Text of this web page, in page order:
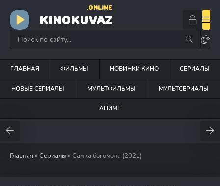
KINOKUVAZ
.ONLINE
ГЛАВНАЯ ФИЛЬМЫ НОВИНКИ КИНО СЕРИАЛЫ
НОВЫЕ СЕРИАЛЫ МУЛЬТФИЛЬМЫ МУЛЬТСЕРИАЛЫ
АНИМЕ
Главная » Сериалы » Самка богомола (2021)